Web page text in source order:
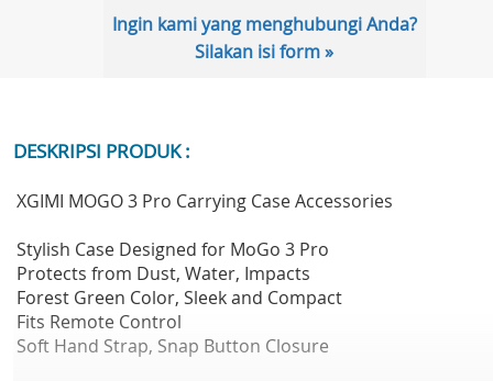
Ingin kami yang menghubungi Anda?
Silakan isi form »
DESKRIPSI PRODUK :
XGIMI MOGO 3 Pro Carrying Case Accessories
Stylish Case Designed for MoGo 3 Pro
Protects from Dust, Water, Impacts
Forest Green Color, Sleek and Compact
Fits Remote Control
Soft Hand Strap, Snap Button Closure